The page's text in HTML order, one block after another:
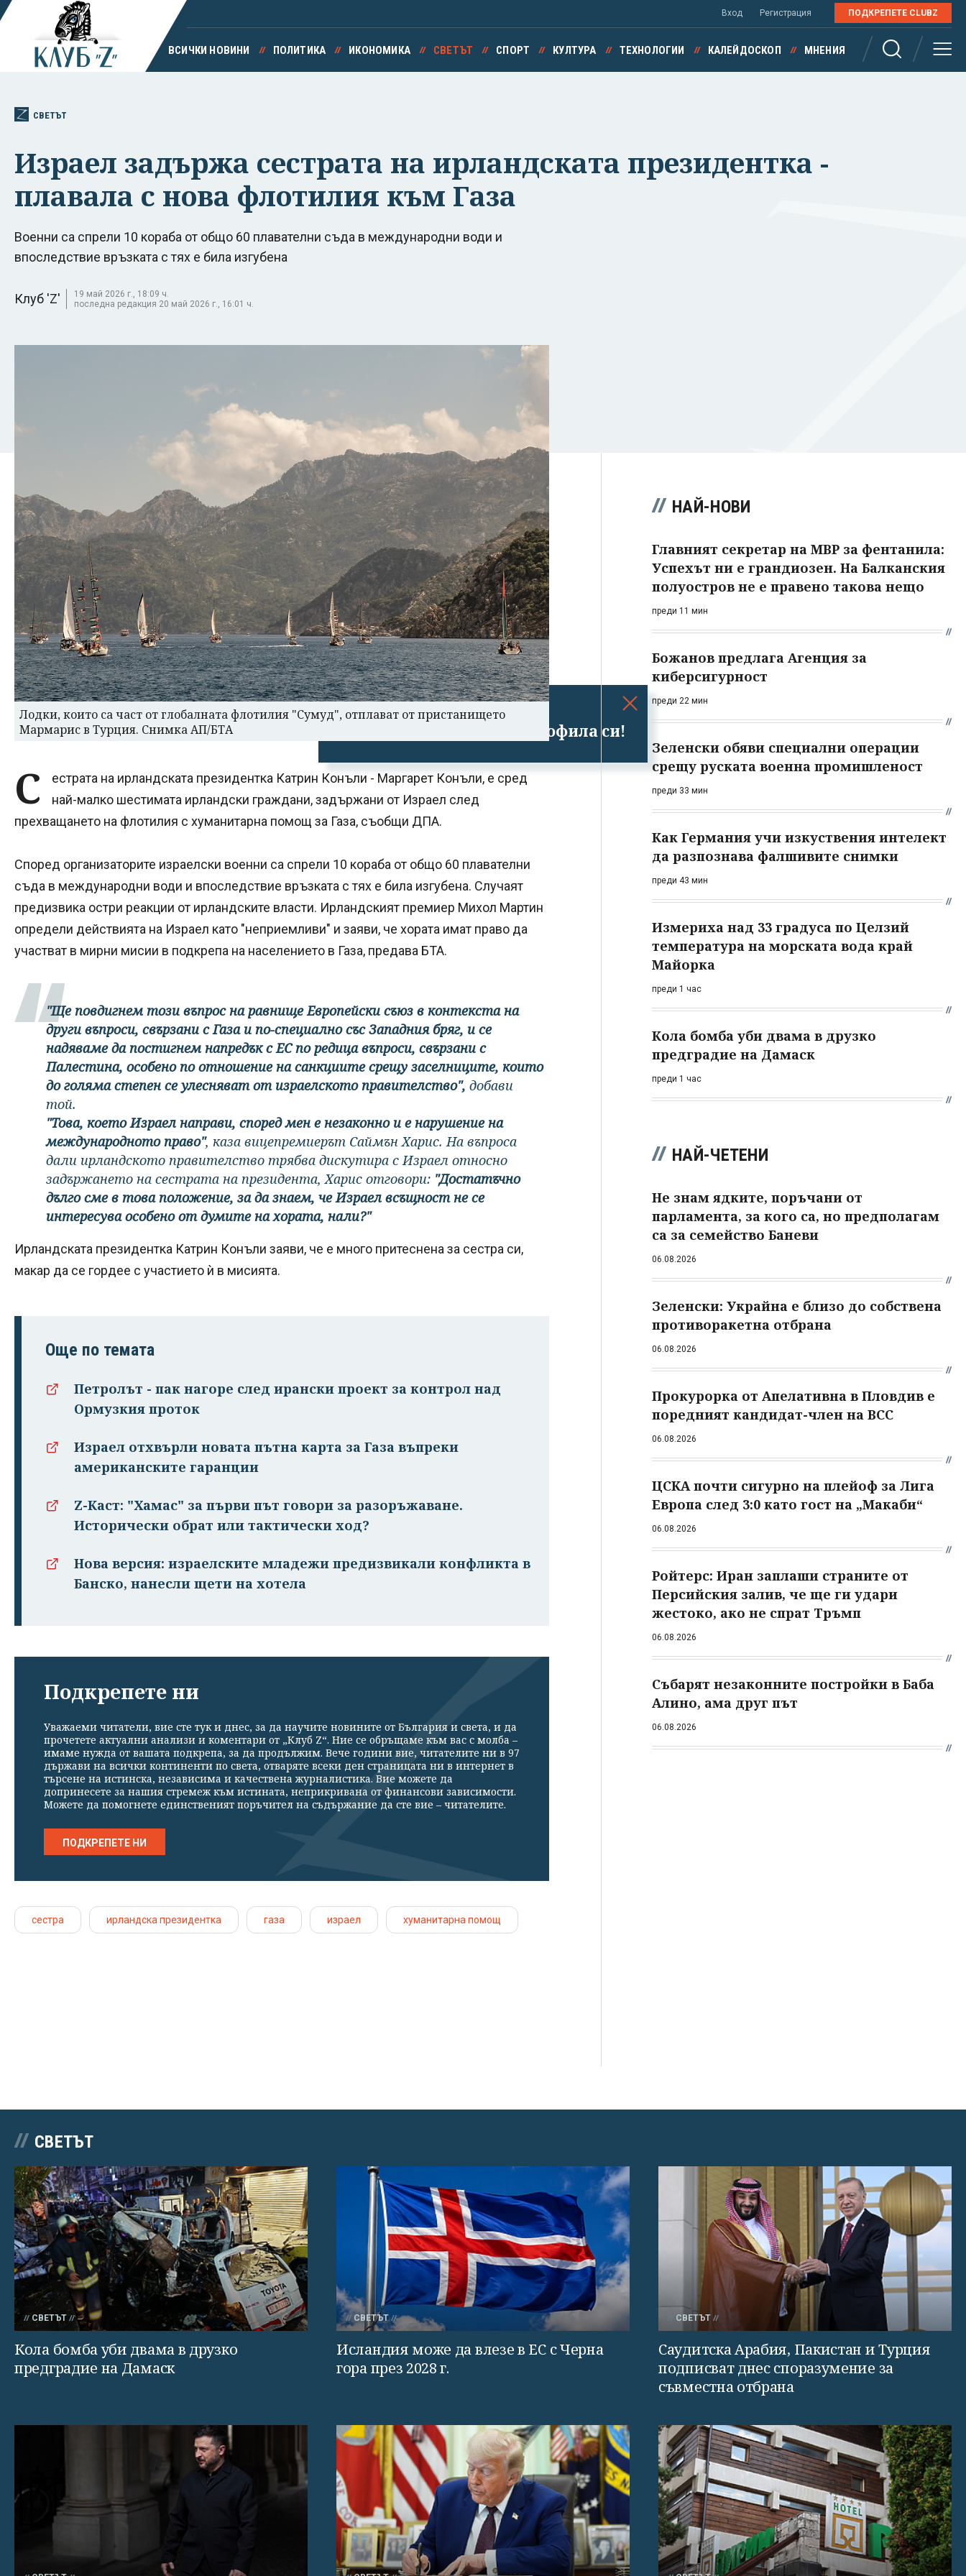
Успешно излязохте от профила си!
Вход Регистрация ПОДКРЕПЕТЕ CLUBZ
ВСИЧКИ НОВИНИ ПОЛИТИКА ИКОНОМИКА СВЕТЪТ СПОРТ КУЛТУРА ТЕХНОЛОГИИ КАЛЕЙДОСКОП МНЕНИЯ
СВЕТЪТ
Израел задържа сестрата на ирландската президентка -
плавала с нова флотилия към Газа
Военни са спрели 10 кораба от общо 60 плавателни съда в международни води и
впоследствие връзката с тях е била изгубена
Клуб 'Z'
19 май 2026 г., 18:09 ч.
последна редакция 20 май 2026 г., 16:01 ч.
Лодки, които са част от глобалната флотилия "Сумуд", отплават от пристанището
Мармарис в Турция. Снимка АП/БТА
С
естрата на ирландската президентка Катрин Конъли - Маргарет Конъли, е сред
най-малко шестимата ирландски граждани, задържани от Израел след
прeхващането на флотилия с хуманитарна помощ за Газа, съобщи ДПА.
Според организаторите израелски военни са спрели 10 кораба от общо 60 плавателни
съда в международни води и впоследствие връзката с тях е била изгубена. Случаят
предизвика остри реакции от ирландските власти. Ирландският премиер Михол Мартин
определи действията на Израел като "неприемливи" и заяви, че хората имат право да
участват в мирни мисии в подкрепа на населението в Газа, предава БТА.
"Ще повдигнем този въпрос на равнище Европейски съюз в контекста на
други въпроси, свързани с Газа и по-специално със Западния бряг, и се
надяваме да постигнем напредък с ЕС по редица въпроси, свързани с
Палестина, особено по отношение на санкциите срещу заселниците, които
до голяма степен се улесняват от израелското правителство", добави
той.
"Това, което Израел направи, според мен е незаконно и е нарушение на
международното право", каза вицепремиерът Саймън Харис. На въпроса
дали ирландското правителство трябва дискутира с Израел относно
задържането на сестрата на президента, Харис отговори: "Достатъчно
дълго сме в това положение, за да знаем, че Израел всъщност не се
интересува особено от думите на хората, нали?"
Ирландската президентка Катрин Конъли заяви, че е много притеснена за сестра си,
макар да се гордее с участието ѝ в мисията.
Още по темата
Петролът - пак нагоре след ирански проект за контрол над
Ормузкия проток
Израел отхвърли новата пътна карта за Газа въпреки
американските гаранции
Z-Каст: "Хамас" за първи път говори за разоръжаване.
Исторически обрат или тактически ход?
Нова версия: израелските младежи предизвикали конфликта в
Банско, нанесли щети на хотела
Подкрепете ни
Уважаеми читатели, вие сте тук и днес, за да научите новините от България и света, и да
прочетете актуални анализи и коментари от „Клуб Z“. Ние се обръщаме към вас с молба –
имаме нужда от вашата подкрепа, за да продължим. Вече години вие, читателите ни в 97
държави на всички континенти по света, отваряте всеки ден страницата ни в интернет в
търсене на истинска, независима и качествена журналистика. Вие можете да
допринесете за нашия стремеж към истината, неприкривана от финансови зависимости.
Можете да помогнете единственият поръчител на съдържание да сте вие – читателите.
ПОДКРЕПЕТЕ НИ
сестра ирландска президентка газа израел хуманитарна помощ
НАЙ-НОВИ
Главният секретар на МВР за фентанила:
Успехът ни е грандиозен. На Балканския
полуостров не е правено такова нещо
преди 11 мин
Божанов предлага Агенция за
киберсигурност
преди 22 мин
Зеленски обяви специални операции
срещу руската военна промишленост
преди 33 мин
Как Германия учи изкуствения интелект
да разпознава фалшивите снимки
преди 43 мин
Измериха над 33 градуса по Целзий
температура на морската вода край
Майорка
преди 1 час
Кола бомба уби двама в друзко
предградие на Дамаск
преди 1 час
НАЙ-ЧЕТЕНИ
Не знам ядките, поръчани от
парламента, за кого са, но предполагам
са за семейство Баневи
06.08.2026
Зеленски: Украйна е близо до собствена
противоракетна отбрана
06.08.2026
Прокурорка от Апелативна в Пловдив е
поредният кандидат-член на ВСС
06.08.2026
ЦСКА почти сигурно на плейоф за Лига
Европа след 3:0 като гост на „Макаби“
06.08.2026
Ройтерс: Иран заплаши страните от
Персийския залив, че ще ги удари
жестоко, ако не спрат Тръмп
06.08.2026
Събарят незаконните постройки в Баба
Алино, ама друг път
06.08.2026
СВЕТЪТ
СВЕТЪТ
Кола бомба уби двама в друзко
предградие на Дамаск
СВЕТЪТ
Исландия може да влезе в ЕС с Черна
гора през 2028 г.
СВЕТЪТ
Саудитска Арабия, Пакистан и Турция
подписват днес споразумение за
съвместна отбрана